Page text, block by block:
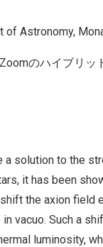
Astronomy,
のハイブリッ
solution to the
it has been
the axion field
vacuo. Such a
luminosity,